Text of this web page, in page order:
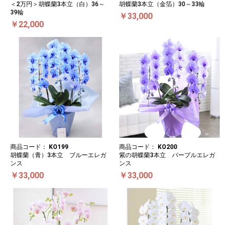
＜2万円＞胡蝶蘭3本立（白）36～
39輪
￥22,000
胡蝶蘭3本立（金箔）30～33輪
￥33,000
商品コード：
KO199
胡蝶蘭（青）3本立 ブルーエレガ
ンス
￥33,000
商品コード：
KO200
紫の胡蝶蘭3本立 パープルエレガ
ンス
￥33,000